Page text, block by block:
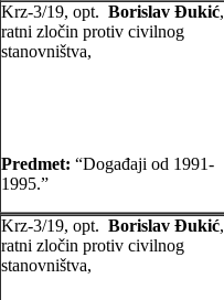
Krz-3/19, opt. Borislav Đukić,
ratni zločin protiv civilnog
stanovništva,
Predmet: “Događaji od 1991-
1995.”
Krz-3/19, opt. Borislav Đukić,
ratni zločin protiv civilnog
stanovništva,